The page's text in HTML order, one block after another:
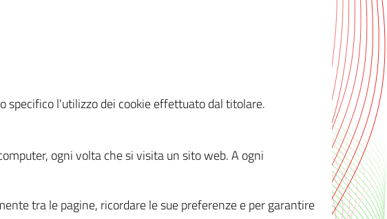
specifico l'utilizzo dei cookie effettuato dal titolare.
ogni volta che si visita un sito web. A ogni
tra le pagine, ricordare le sue preferenze e per garantire